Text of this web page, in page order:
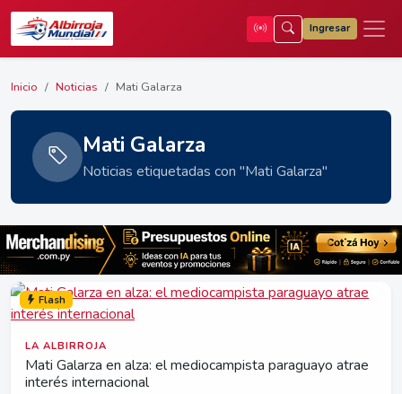
Ingresar
Inicio Noticias Mati Galarza
Mati Galarza
Noticias etiquetadas con "Mati Galarza"
Flash
LA ALBIRROJA
Mati Galarza en alza: el mediocampista paraguayo atrae
interés internacional